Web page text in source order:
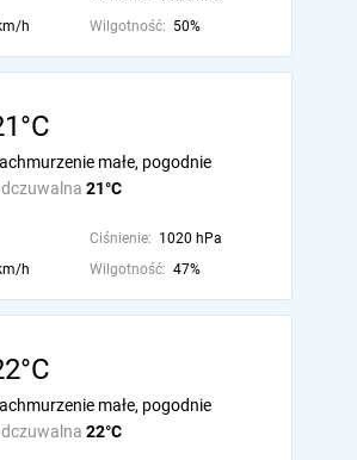
h Wilgotność: 50%
21°C
małe, pogodnie
Ciśnienie: 1020 hPa
h Wilgotność: 47%
22°C
małe, pogodnie